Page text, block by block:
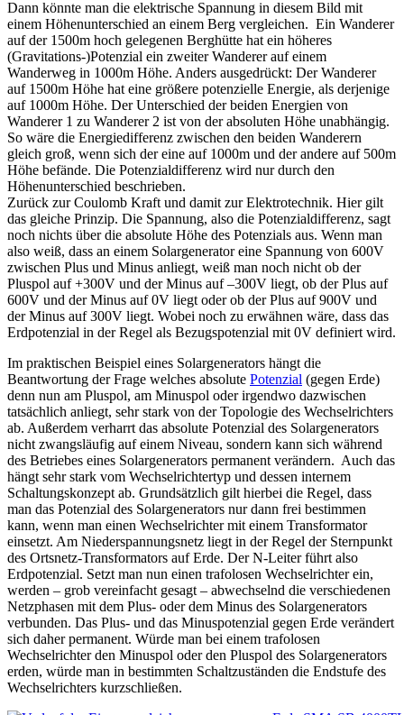
Dann könnte man die elektrische Spannung in diesem Bild mit
einem Höhenunterschied an einem Berg vergleichen. Ein Wanderer
auf der 1500m hoch gelegenen Berghütte hat ein höheres
(Gravitations-)Potenzial ein zweiter Wanderer auf einem
Wanderweg in 1000m Höhe. Anders ausgedrückt: Der Wanderer
auf 1500m Höhe hat eine größere potenzielle Energie, als derjenige
auf 1000m Höhe. Der Unterschied der beiden Energien von
Wanderer 1 zu Wanderer 2 ist von der absoluten Höhe unabhängig.
So wäre die Energiedifferenz zwischen den beiden Wanderern
gleich groß, wenn sich der eine auf 1000m und der andere auf 500m
Höhe befände. Die Potenzialdifferenz wird nur durch den
Höhenunterschied beschrieben.
Zurück zur Coulomb Kraft und damit zur Elektrotechnik. Hier gilt
das gleiche Prinzip. Die Spannung, also die Potenzialdifferenz, sagt
noch nichts über die absolute Höhe des Potenzials aus. Wenn man
also weiß, dass an einem Solargenerator eine Spannung von 600V
zwischen Plus und Minus anliegt, weiß man noch nicht ob der
Pluspol auf +300V und der Minus auf –300V liegt, ob der Plus auf
600V und der Minus auf 0V liegt oder ob der Plus auf 900V und
der Minus auf 300V liegt. Wobei noch zu erwähnen wäre, dass das
Erdpotenzial in der Regel als Bezugspotenzial mit 0V definiert wird.
Im praktischen Beispiel eines Solargenerators hängt die
Beantwortung der Frage welches absolute Potenzial (gegen Erde)
denn nun am Pluspol, am Minuspol oder irgendwo dazwischen
tatsächlich anliegt, sehr stark von der Topologie des Wechselrichters
ab. Außerdem verharrt das absolute Potenzial des Solargenerators
nicht zwangsläufig auf einem Niveau, sondern kann sich während
des Betriebes eines Solargenerators permanent verändern. Auch das
hängt sehr stark vom Wechselrichtertyp und dessen internem
Schaltungskonzept ab. Grundsätzlich gilt hierbei die Regel, dass
man das Potenzial des Solargenerators nur dann frei bestimmen
kann, wenn man einen Wechselrichter mit einem Transformator
einsetzt. Am Niederspannungsnetz liegt in der Regel der Sternpunkt
des Ortsnetz-Transformators auf Erde. Der N-Leiter führt also
Erdpotenzial. Setzt man nun einen trafolosen Wechselrichter ein,
werden – grob vereinfacht gesagt – abwechselnd die verschiedenen
Netzphasen mit dem Plus- oder dem Minus des Solargenerators
verbunden. Das Plus- und das Minuspotenzial gegen Erde verändert
sich daher permanent. Würde man bei einem trafolosen
Wechselrichter den Minuspol oder den Pluspol des Solargenerators
erden, würde man in bestimmten Schaltzuständen die Endstufe des
Wechselrichters kurzschließen.